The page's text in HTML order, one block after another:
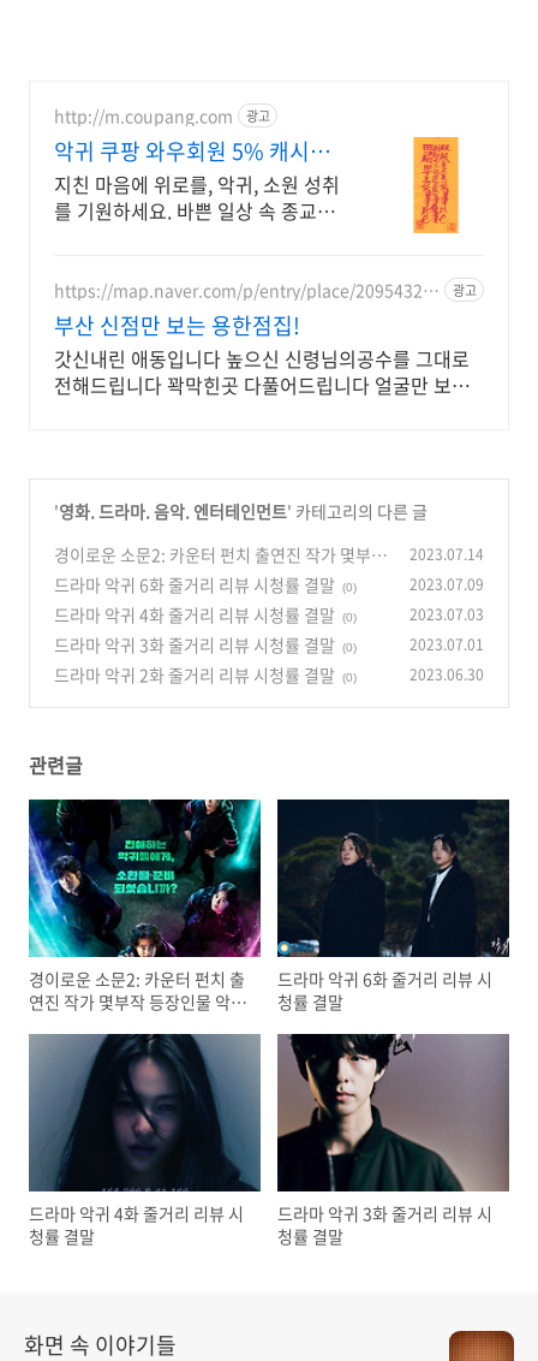
http://m.coupang.com 광고
악귀 쿠팡 와우회원 5% 캐시적
립
지친 마음에 위로를, 악귀, 소원 성취
를 기원하세요. 바쁜 일상 속 종교 행
https://map.naver.com/p/entry/place/20954329
광고
부산 신점만 보는 용한점집!
갓신내린 애동입니다 높으신 신령님의공수를 그대로
전해드립니다 꽉막힌곳 다풀어드립니다 얼굴만 보면
'영화. 드라마. 음악. 엔터테인먼트' 카테고리의 다른 글
경이로운 소문2: 카운터 펀치 출연진 작가 몇부작
등장인물 악귀 세계관 정보
(0)
2023.07.14
드라마 악귀 6화 줄거리 리뷰 시청률 결말 (0) 2023.07.09
드라마 악귀 4화 줄거리 리뷰 시청률 결말 (0) 2023.07.03
드라마 악귀 3화 줄거리 리뷰 시청률 결말 (0) 2023.07.01
드라마 악귀 2화 줄거리 리뷰 시청률 결말 (0) 2023.06.30
관련글
경이로운 소문2: 카운터 펀치 출
연진 작가 몇부작 등장인물 악귀
드라마 악귀 6화 줄거리 리뷰 시
청률 결말
드라마 악귀 4화 줄거리 리뷰 시
청률 결말
드라마 악귀 3화 줄거리 리뷰 시
청률 결말
화면 속 이야기들